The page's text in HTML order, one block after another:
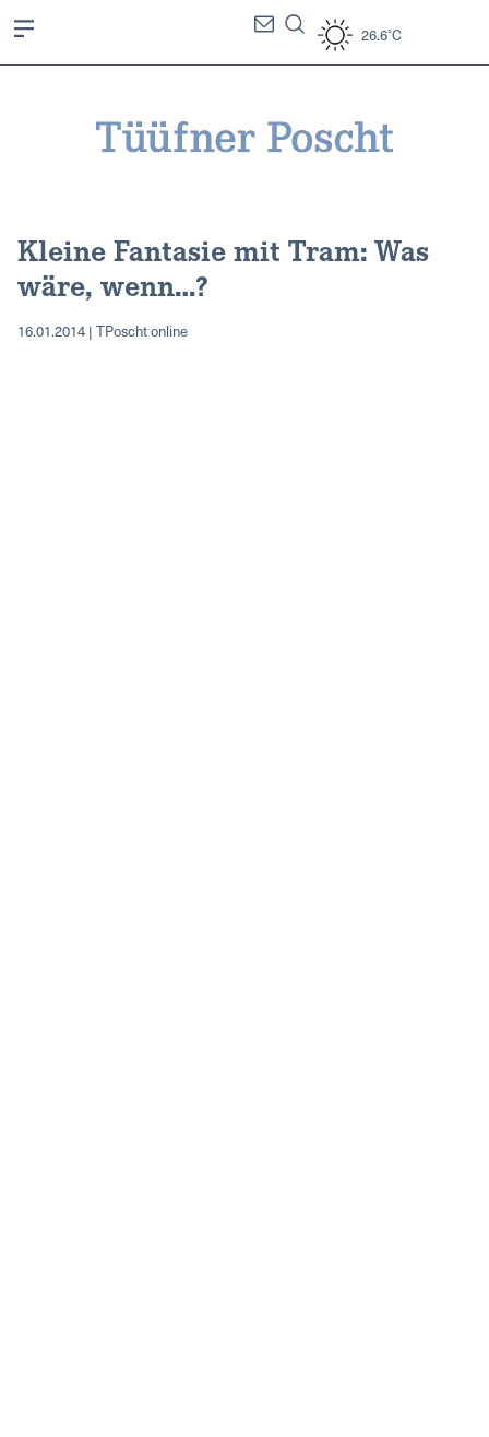
26.6°C
Kleine Fantasie mit Tram: Was
wäre, wenn…?
16.01.2014 | TPoscht online